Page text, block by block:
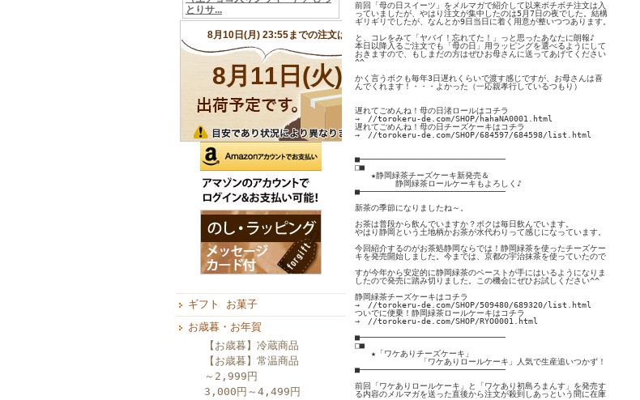
ギフト お菓子
お歳暮・お年賀
【お歳暮】冷蔵商品
【お歳暮】常温商品
～2,999円
3,000円～4,499円
前回「母の日スイーツ」をメルマガで紹介して以来ボチボチ注文は入
っていましたが、やはり注文が集中したのは5月7日の夜でした。結構
ギリギリでしたが、なんとか9日当日に着く用意が整いつつあります。
と、コレをみて「ヤバイ！忘れてた！」っと思ったあなたに朗報♪
本日以降入るご注文でも「母の日」用ラッピングを選べるようにして
おきますので、もしまだの方はぜひお母さんに送ってあげてください
^^
かく言うボクも毎年3日遅れくらいで渡す感じですが、お母さんは喜
んでくれます！・・・よかった（一応親孝行しているつもり）
遅れてごめんね！母の日渚ロールはコチラ
→　//torokeru-de.com/SHOP/hahaNA0001.html
遅れてごめんね！母の日チーズケーキはコチラ
→　//torokeru-de.com/SHOP/684597/684598/list.html
■──────────────────────────────
□■
★静岡緑茶チーズケーキ新発売＆
静岡緑茶ロールケーキもよろしく♪
■──────────────────────────────
新茶の季節になりましたね～。
お茶は普段から飲んでいますか？ボクは毎日飲んでいます。
やはり静岡という土地柄かお茶が水代わりって感じになっています。
今回紹介するのがお茶処静岡ならでは！静岡緑茶を使ったチーズケー
キを発売開始しました。今までは、京都の宇治抹茶を使っていたので
すが今年から安定的に静岡緑茶のペーストが手にはいるようになりま
したので発売に踏み切りました。この機会にぜひお試しください^^
静岡緑茶チーズケーキはコチラ
→　//torokeru-de.com/SHOP/509480/689320/list.html
ついでに便乗！静岡緑茶ロールケーキはコチラ
→　//torokeru-de.com/SHOP/RYO0001.html
■──────────────────────────────
□■
★「ワケありチーズケーキ」
「ワケありロールケーキ」人気で生産追いつかず！
■──────────────────────────────
前回「ワケありロールケーキ」と「ワケあり初島ろまんす」を発売す
る内容のメルマガを送った直後から注文が殺到しあっという間に在庫